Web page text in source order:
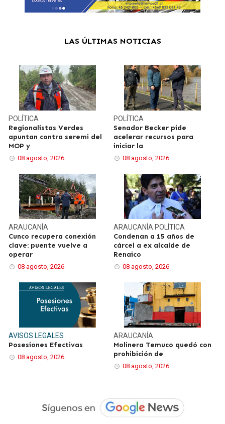
LAS ÚLTIMAS NOTICIAS
POLÍTICA
Regionalistas Verdes
apuntan contra seremi del
MOP y
08 agosto, 2026
POLÍTICA
Senador Becker pide
acelerar recursos para
iniciar la
08 agosto, 2026
ARAUCANÍA
Cunco recupera conexión
clave: puente vuelve a
operar
08 agosto, 2026
ARAUCANÍA POLÍTICA
Condenan a 15 años de
cárcel a ex alcalde de
Renaico
08 agosto, 2026
AVISOS LEGALES
Posesiones Efectivas
08 agosto, 2026
ARAUCANÍA
Molinera Temuco quedó con
prohibición de
08 agosto, 2026